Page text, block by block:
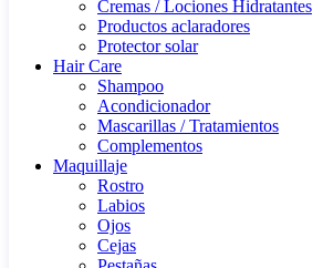
Cremas / Lociones Hidratantes
Productos aclaradores
Protector solar
Hair Care
Shampoo
Acondicionador
Mascarillas / Tratamientos
Complementos
Maquillaje
Rostro
Labios
Ojos
Cejas